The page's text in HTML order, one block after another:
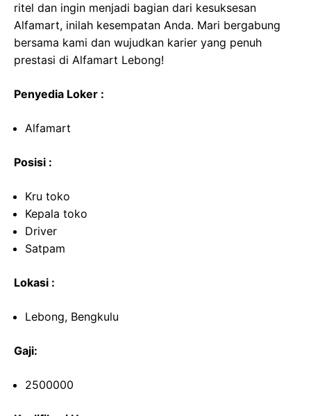
ritel dan ingin menjadi bagian dari kesuksesan
Alfamart, inilah kesempatan Anda. Mari bergabung
bersama kami dan wujudkan karier yang penuh
prestasi di Alfamart Lebong!
Penyedia Loker :
Alfamart
Posisi :
Kru toko
Kepala toko
Driver
Satpam
Lokasi :
Lebong, Bengkulu
Gaji:
2500000